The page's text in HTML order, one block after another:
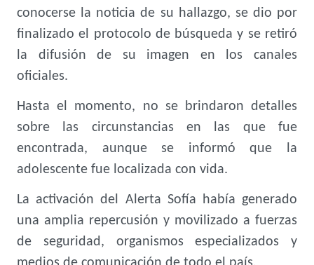
conocerse la noticia de su hallazgo, se dio por
finalizado el protocolo de búsqueda y se retiró
la difusión de su imagen en los canales
oficiales.
Hasta el momento, no se brindaron detalles
sobre las circunstancias en las que fue
encontrada, aunque se informó que la
adolescente fue localizada con vida.
La activación del Alerta Sofía había generado
una amplia repercusión y movilizado a fuerzas
de seguridad, organismos especializados y